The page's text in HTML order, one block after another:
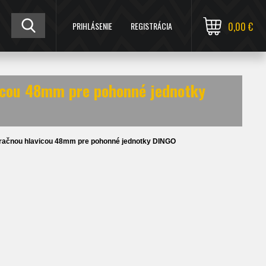
0,00 €
PRIHLÁSENIE REGISTRÁCIA
48mm pre pohonné jednotky
hlavicou 48mm pre pohonné jednotky DINGO